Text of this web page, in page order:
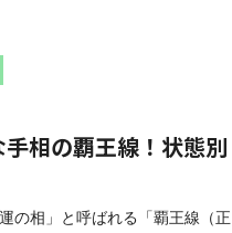
手相の覇王線！状態別
の相」と呼ばれる「覇王線（正